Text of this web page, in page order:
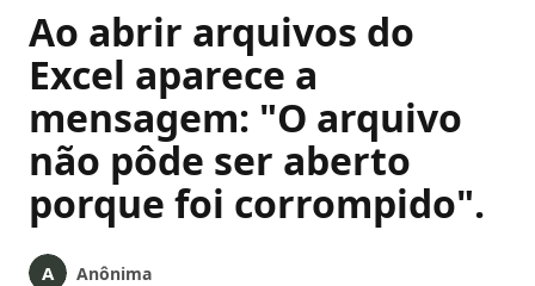
Ao abrir arquivos do
Excel aparece a
mensagem: "O arquivo
não pôde ser aberto
porque foi corrompido".
Anônima